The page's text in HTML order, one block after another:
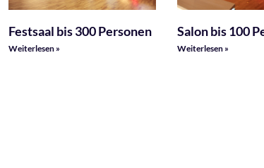
Festsaal bis 300 Personen
Weiterlesen »
Salon bis 100
Weiterlesen »